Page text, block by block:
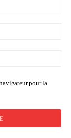
pour la